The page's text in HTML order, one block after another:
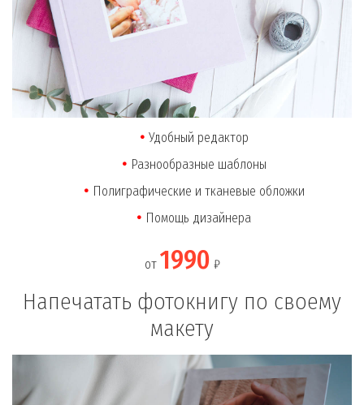
Удобный редактор
Разнообразные шаблоны
Полиграфические и тканевые обложки
Помощь дизайнера
от 1990 ₽
Напечатать фотокнигу по своему
макету